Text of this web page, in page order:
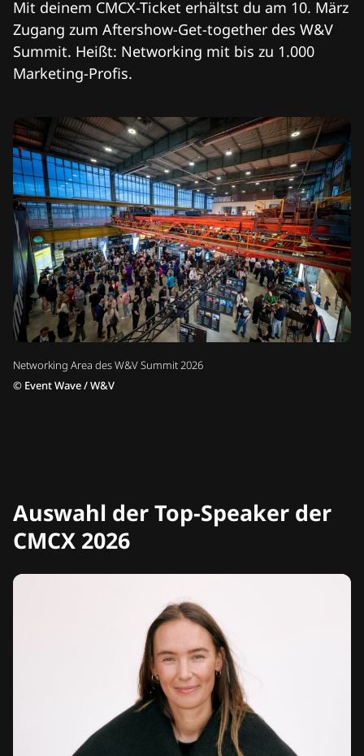
Networking Area des W&V Summit 2026
© Event Wave / W&V
Mit deinem CMCX-Ticket erhältst du am 10. März
Zugang zum Aftershow-Get-together des W&V
Summit. Heißt: Networking mit bis zu 1.000
Marketing-Profis.
Auswahl der Top-Speaker der
CMCX 2026